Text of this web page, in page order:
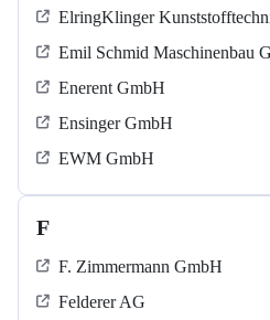
ElringKlinger
Emil Schmid Maschinenbau
Enerent GmbH
Ensinger GmbH
EWM GmbH
F
F. Zimmermann GmbH
Felderer AG